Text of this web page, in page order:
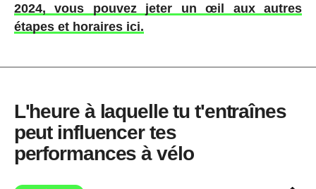
2024, vous pouvez jeter un œil aux autres
étapes et horaires ici.
L'heure à laquelle tu t'entraînes
peut influencer tes
performances à vélo